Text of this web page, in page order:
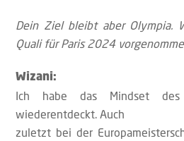
Dein Ziel bleibt aber Olympia.
Quali für Paris 2024
Wizani:
Ich habe das Mindset des
wiederentdeckt. Auch
zuletzt bei der